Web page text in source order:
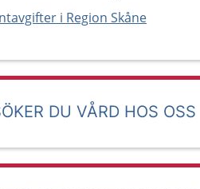
i Region Skåne
DU VÅRD HOS OSS